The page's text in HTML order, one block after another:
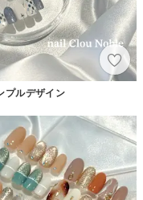
プルデザイン